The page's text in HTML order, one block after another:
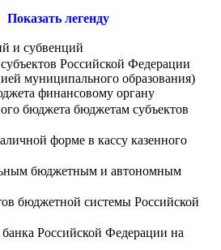
Показать легенду
и субвенций
Российской Федерации
муниципального образования)
финансовому органу
бюджета бюджетам субъектов
форме в кассу казенного
бюджетным и автономным
бюджетной системы Российской
Российской Федерации на